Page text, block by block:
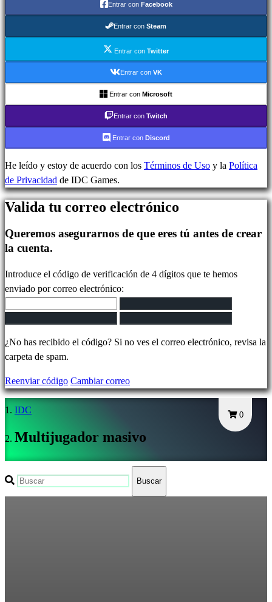
In-
Media
IDC
Plays
IDC
Gifts
Soporte
Regístrate
Iniciar
sesión
Olvidé
mi
Cambiar
idioma
AR
BS
DA
Entrar con Facebook
Entrar con Steam
Entrar con Twitter
Entrar con VK
Entrar con Microsoft
Entrar con Twitch
Entrar con Discord
He leído y estoy de acuerdo con los Términos de Uso y la Política
de Privacidad de IDC Games.
Valida tu correo electrónico
Queremos asegurarnos de que eres tú antes de crear
la cuenta.
Introduce el código de verificación de 4 dígitos que te hemos
enviado por correo electrónico:
¿No has recibido el código? Si no ves el correo electrónico, revisa la
carpeta de spam.
Reenviar código Cambiar correo
0
IDC
Multijugador masivo
Buscar